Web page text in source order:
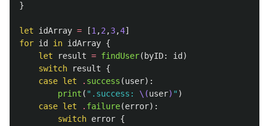
}
let idArray = [1 ,2 ,3,4]
for id in idArray {
let
result = findUser( byID: id )
switch
result
{
case let . success (user):
print ( ".success: \(user) " )
case let . failure(error):
switch error {